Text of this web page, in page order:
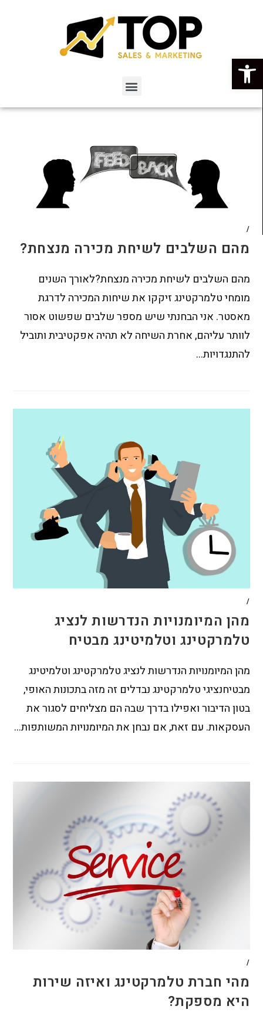
פתח סרגל נגישות
/
מהם השלבים לשיחת מכירה מנצחת?
מהם השלבים לשיחת מכירה מנצחת?לאורך השנים
מומחי טלמרקטינג זיקקו את שיחות המכירה לדרגת
מאסטר. אני הבחנתי שיש מספר שלבים שפשוט אסור
לוותר עליהם, אחרת השיחה לא תהיה אפקטיבית ותוביל
להתנגדויות…
/
מהן המיומנויות הנדרשות לנציג
טלמרקטינג וטלמיטינג מבטיח
מהן המיומנויות הנדרשות לנציג טלמרקטינג וטלמיטינג
מבטיחנציגי טלמרקטינג נבדלים זה מזה בתכונות האופי,
בטון הדיבור ואפילו בדרך שבה הם מצליחים לסגור את
העסקאות. עם זאת, אם נבחן את המיומנויות המשותפות…
/
מהי חברת טלמרקטינג ואיזה שירות
היא מספקת?